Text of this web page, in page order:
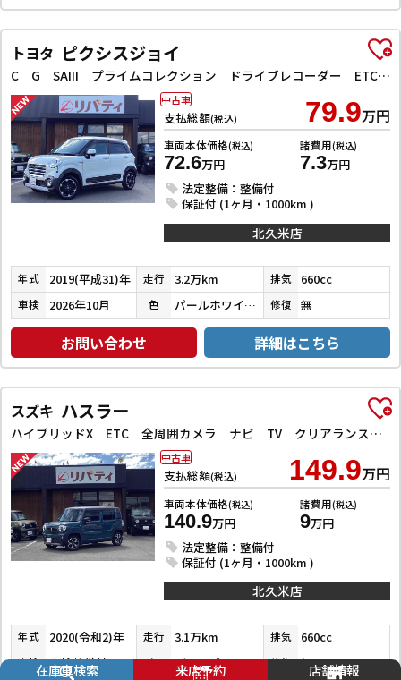
トヨタ ピクシスジョイ
C G SAIII プライムコレクション ドライブレコーダー ETC バックカメラ ナビ TV クリアランスソナー 衝突被害軽減システム オートマチックハイビーム オートライト スマートキー アイドリングストップ 電動格納ミラー
支払総額(税込) 79.9万円
車両本体価格(税込)
72.6万円
諸費用(税込)
7.3万円
法定整備：整備付
保証付 (1ヶ月・1000km )
中古車
北久米店
年式 2019(平成31)年 走行 3.2万km 排気 660cc
車検 2026年10月 色 パールホワイトⅢ 修復 無
お問い合わせ 詳細はこちら
スズキ ハスラー
ハイブリッドX ETC 全周囲カメラ ナビ TV クリアランスソナー レーンアシスト 衝突被害軽減システム オートライト スマートキー アイドリングストップ 電動格納ミラー シートヒーター 後席モニター CVT
支払総額(税込) 149.9万円
車両本体価格(税込)
140.9万円
諸費用(税込)
9万円
法定整備：整備付
保証付 (1ヶ月・1000km )
中古車
北久米店
年式 2020(令和2)年 走行 3.1万km 排気 660cc
車検 車検整備付 色 デニムブルーメタリック／ミネラルグレーメタリック 修復 無
在庫車検索 来店予約 店舗情報